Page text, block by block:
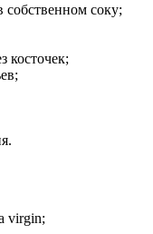
собственном соку;
косточек;
virgin;